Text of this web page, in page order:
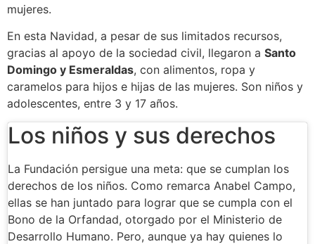
mujeres.
En esta Navidad, a pesar de sus limitados recursos,
gracias al apoyo de la sociedad civil, llegaron a Santo
Domingo y Esmeraldas, con alimentos, ropa y
caramelos para hijos e hijas de las mujeres. Son niños y
adolescentes, entre 3 y 17 años.
Los niños y sus derechos
La Fundación persigue una meta: que se cumplan los
derechos de los niños. Como remarca Anabel Campo,
ellas se han juntado para lograr que se cumpla con el
Bono de la Orfandad, otorgado por el Ministerio de
Desarrollo Humano. Pero, aunque ya hay quienes lo